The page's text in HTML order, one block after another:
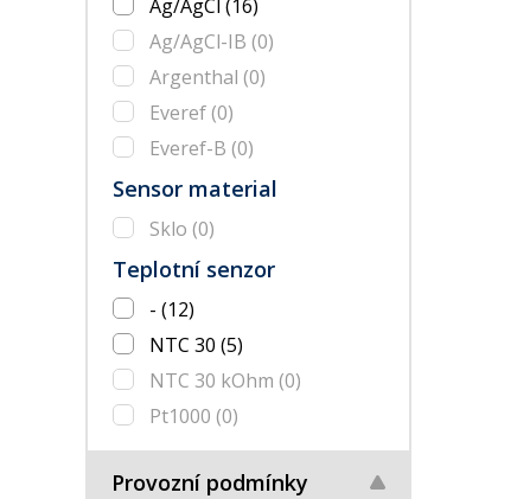
Ag/AgCl (16)
Ag/AgCl-IB (0)
Argenthal (0)
Everef(0)
Everef-B (0)
Sensor material
Sklo (0)
Teplotní senzor
- (12)
NTC 30 (5)
NTC 30 kOhm (0)
Pt1000 (0)
Provozní podmínky